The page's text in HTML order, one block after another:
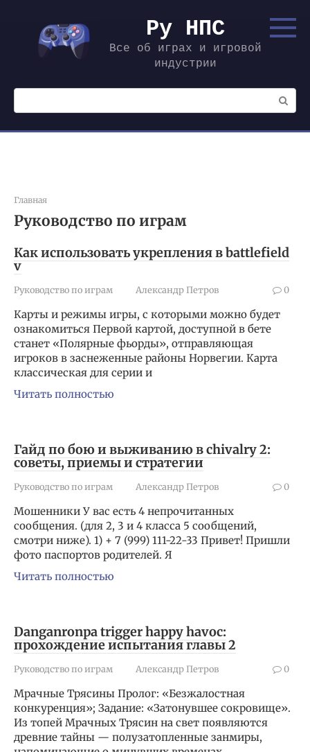
контенту
Ру НПС
Все об играх и игровой
индустрии
Поиск:
Главная
Руководство по играм
Как использовать укрепления в battlefield
v
Руководство по играм Александр Петров 0
Карты и режимы игры, с которыми можно будет
ознакомиться Первой картой, доступной в бете
станет «Полярные фьорды», отправляющая
игроков в заснеженные районы Норвегии. Карта
классическая для серии и
Читать полностью
Гайд по бою и выживанию в chivalry 2:
советы, приемы и стратегии
Руководство по играм Александр Петров 0
Мошенники У вас есть 4 непрочитанных
сообщения. (для 2, 3 и 4 класса 5 сообщений,
смотри ниже). 1) + 7 (999) 111-22-33 Привет! Пришли
фото паспортов родителей. Я
Читать полностью
Danganronpa trigger happy havoc:
прохождение испытания главы 2
Руководство по играм Александр Петров 0
Мрачные Трясины Пролог: «Безжалостная
конкуренция»; Задание: «Затонувшее сокровище».
Из топей Мрачных Трясин на свет появляются
древние тайны — полузатопленные занмиры,